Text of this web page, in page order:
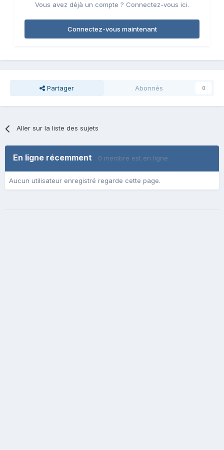
Vous avez déjà un compte ? Connectez-vous ici.
Connectez-vous maintenant
Partager Abonnés 0
Aller sur la liste des sujets
En ligne récemment 0 membre est en ligne
Aucun utilisateur enregistré regarde cette page.